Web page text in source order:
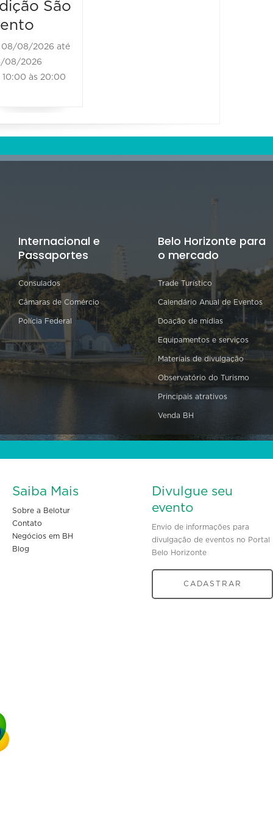
São
08/08/2026 até
08/2026
às 20:00
Internacional e
Passaportes
Consulados
Câmaras de Comércio
Polícia Federal
Belo Horizonte para
o mercado
Trade Turístico
Calendário Anual de Eventos
Doação de mídias
Equipamentos e serviços
Materiais de divulgação
Observatório do Turismo
Principais atrativos
Venda BH
Saiba Mais
Sobre a Belotur
Contato
Negócios em BH
Blog
Divulgue seu
evento
Envio de informações para
divulgação de eventos no Portal
Belo Horizonte
CADASTRAR